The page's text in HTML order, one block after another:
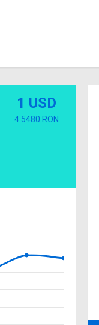
1 USD
4.5480 RON